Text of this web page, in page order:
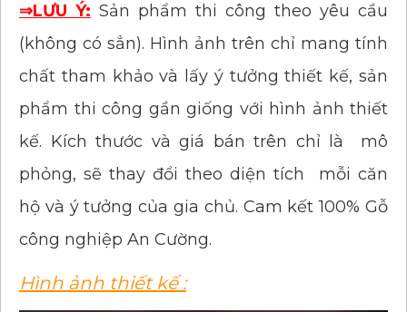
⇒LƯU Ý: Sản phẩm thi công theo yêu cầu
(không có sẳn). Hình ảnh trên chỉ mang tính
chất tham khảo và lấy ý tưởng thiết kế, sản
phẩm thi công gần giống với hình ảnh thiết
kế. Kích thước và giá bán trên chỉ là mô
phỏng, sẽ thay đổi theo diện tích mỗi căn
hộ và ý tưởng của gia chủ. Cam kết 100% Gỗ
công nghiệp An Cường.
Hình ảnh thiết kế :